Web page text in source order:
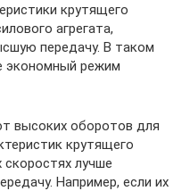
крутящего
агрегата,
передачу. В таком
экономный режим
высоких оборотов для
крутящего
лучше
Например, если их